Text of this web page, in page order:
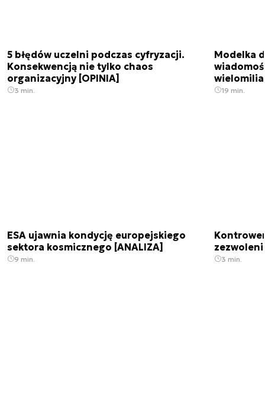
5 błędów uczelni podczas cyfryzacji.
Konsekwencją nie tylko chaos
organizacyjny [OPINIA]
3 min.
Modelka
19 min.
ESA ujawnia kondycję europejskiego
sektora kosmicznego [ANALIZA]
9 min. 3 min.